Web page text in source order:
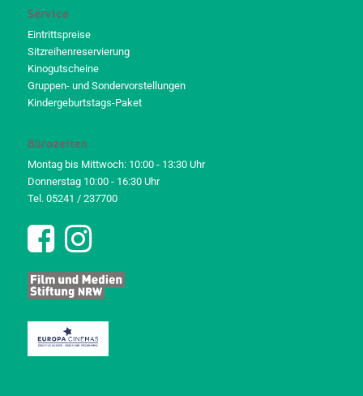
Service
Eintrittspreise
Sitzreihenreservierung
Kinogutscheine
Gruppen- und Sondervorstellungen
Kindergeburtstags-Paket
Bürozeiten
Montag bis Mittwoch: 10:00 - 13:30 Uhr
Donnerstag 10:00 - 16:30 Uhr
Tel. 05241 / 237700